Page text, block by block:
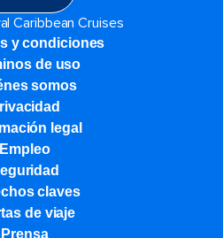
Caribbean Cruises
y condiciones
de uso
somos
legal
Empleo
claves
de viaje
Prensa